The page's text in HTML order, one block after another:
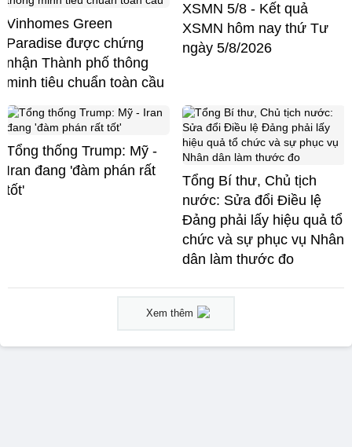
Vinhomes Green
Paradise được chứng
nhận Thành phố thông
minh tiêu chuẩn toàn cầu
XSMN 5/8 - Kết quả
XSMN hôm nay thứ Tư
ngày 5/8/2026
Tổng thống Trump: Mỹ -
Iran đang 'đàm phán rất
tốt'
Tổng Bí thư, Chủ tịch
nước: Sửa đổi Điều lệ
Đảng phải lấy hiệu quả tổ
chức và sự phục vụ Nhân
dân làm thước đo
Xem thêm